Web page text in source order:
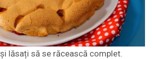
lăsați să se răcească complet.